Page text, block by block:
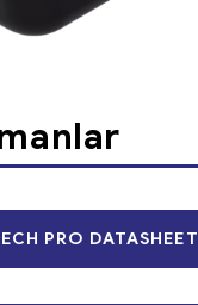
PRO DATASHEET